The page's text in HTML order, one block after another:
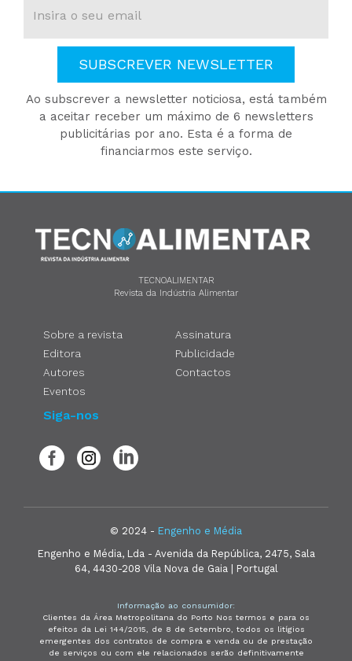
SUBSCREVER NEWSLETTER
Ao subscrever a newsletter noticiosa, está também
a aceitar receber um máximo de 6 newsletters
publicitárias por ano. Esta é a forma de
financiarmos este serviço.
TECNOALIMENTAR
Revista da Indústria Alimentar
Sobre a revista
Editora
Autores
Eventos
Assinatura
Publicidade
Contactos
Siga-nos
© 2024 - Engenho e Média
Engenho e Média, Lda - Avenida da República, 2475, Sala
64, 4430-208 Vila Nova de Gaia | Portugal
Informação ao consumidor:
Clientes da Área Metropolitana do Porto Nos termos e para os
efeitos da Lei 144/2015, de 8 de Setembro, todos os litígios
emergentes dos contratos de compra e venda ou de prestação
de serviços ou com ele relacionados serão definitivamente